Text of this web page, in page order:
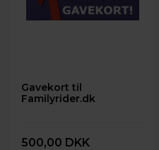
Gavekort til
Familyrider.dk
500,00 DKK